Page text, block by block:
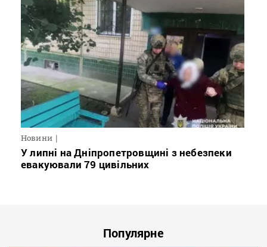
Новини
У липні на Дніпропетровщині з небезпеки
евакуювали 79 цивільних
Популярне